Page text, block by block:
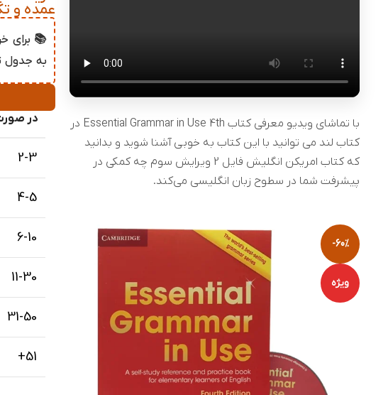
با تماشای ویدیو معرفی کتاب Essential Grammar in Use 4th در
کتاب لند می توانید با این کتاب به خوبی آشنا شوید و بدانید
که کتاب امریکن انگلیش فایل 2 ویرایش سوم چه کمکی در
پیشرفت شما در سطوح زبان انگلیسی می‌کند.
-60%
ویژه
عمده و
به جدول
در
2-3
4-5
6-10
11-30
31-50
51+